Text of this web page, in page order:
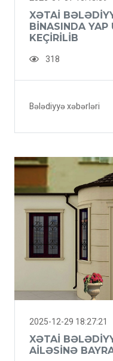
XƏTAI
BINASINDA
KEÇIRILIB
318
Bələdiyyə xəbərləri
2025-12-29 18:27:21
XƏTAI
AILƏSINƏ